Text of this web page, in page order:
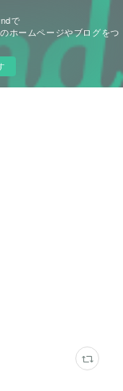
で
ホームページやブログをつ